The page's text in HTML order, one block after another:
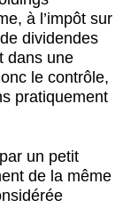
à l’impôt sur
dividendes
dans une
le contrôle,
pratiquement
un petit
de la même